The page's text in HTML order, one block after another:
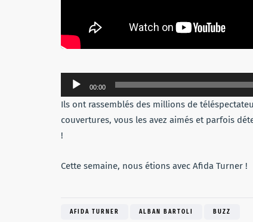
Lecteur
audio
00:00
Ils ont rassemblés des millions de
couvertures, vous les avez aimés et parfois
!
Cette semaine, nous étions avec Afida Turner !
AFIDA TURNER ALBAN BARTOLI BUZZ